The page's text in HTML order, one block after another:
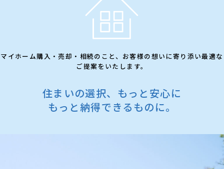
マイホーム購入・売却・相続のこと、お客様の想いに寄り添い最適な
ご提案をいたします。
住まいの選択、もっと安心に
もっと納得できるものに。